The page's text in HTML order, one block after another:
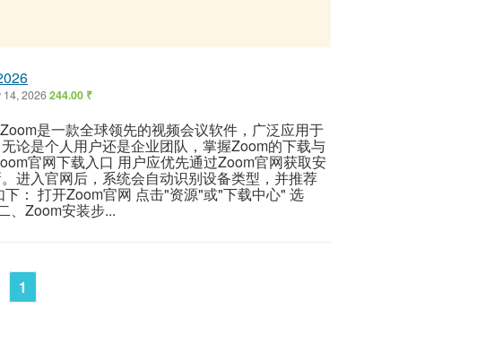
14, 2026244.00 ₹
是一款全球领先的视频会议软件，广泛应用于
论是个人用户还是企业团队，掌握Zoom的下载与
官网下载入口 用户应优先通过Zoom官网获取安
进入官网后，系统会自动识别设备类型，并推荐
： 打开Zoom官网 点击"资源"或"下载中心" 选
、Zoom安装步...
1